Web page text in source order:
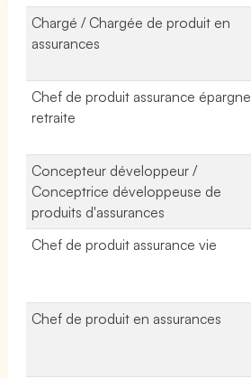
Chargé / Chargée de produit en
assurances
Chef de produit assurance épargne
retraite
Concepteur développeur /
Conceptrice développeuse de
produits d'assurances
Chef de produit assurance vie
Chef de produit en assurances